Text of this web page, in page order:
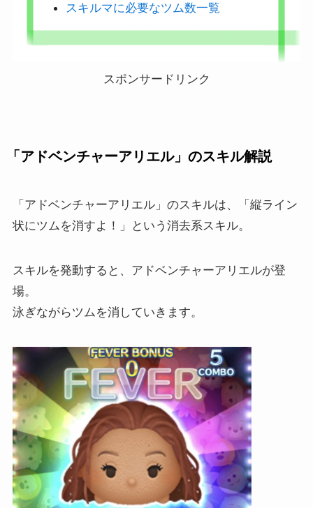
スキルマに必要なツム数一覧
スポンサードリンク
「アドベンチャーアリエル」のスキル解説
「アドベンチャーアリエル」のスキルは、「縦ライン
状にツムを消すよ！」という消去系スキル。
スキルを発動すると、アドベンチャーアリエルが登
場。
泳ぎながらツムを消していきます。